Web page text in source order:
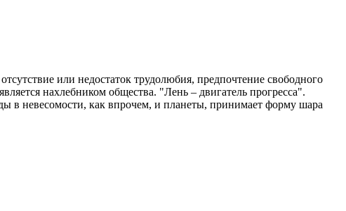
или недостаток трудолюбия, предпочтение свободного
нахлебником общества. "Лень – двигатель прогресса".
в невесомости, как впрочем, и планеты, принимает форму шара